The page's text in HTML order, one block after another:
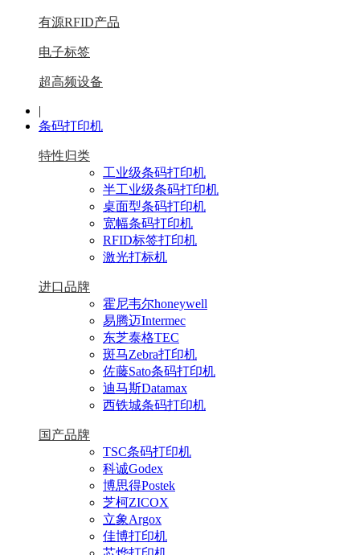
有源RFID产品
电子标签
超高频设备
|
条码打印机
特性归类
工业级条码打印机
半工业级条码打印机
桌面型条码打印机
宽幅条码打印机
RFID标签打印机
激光打标机
进口品牌
霍尼韦尔honeywell
易腾迈Intermec
东芝泰格TEC
斑马Zebra打印机
佐藤Sato条码打印机
迪马斯Datamax
西铁城条码打印机
国产品牌
TSC条码打印机
科诚Godex
博思得Postek
芝柯ZICOX
立象Argox
佳博打印机